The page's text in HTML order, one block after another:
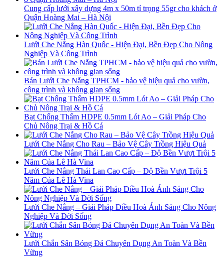
Cung cấp lưới xây dựng 4m x 50m tỉ trọng 55gr cho khách ở
Quận Hoàng Mai – Hà Nội
Lưới Che Nắng Hàn Quốc - Hiện Đại, Bền Đẹp Cho Nông
Nghiệp Và Công Trình
Bán Lưới Che Nắng TPHCM - bảo vệ hiệu quả cho vườn,
công trình và không gian sống
Bạt Chống Thấm HDPE 0.5mm Lót Ao – Giải Pháp Cho
Chủ Nông Trại & Hồ Cá
Lưới Che Nắng Cho Rau – Bảo Vệ Cây Trồng Hiệu Quả
Lưới Che Nắng Thái Lan Cao Cấp – Độ Bền Vượt Trội 5
Năm Của Lê Hà Vina
Lưới Che Nắng – Giải Pháp Điều Hoà Ánh Sáng Cho Nông
Nghiệp Và Đời Sống
Lưới Chắn Sân Bóng Đá Chuyên Dụng An Toàn Và Bền
Vững